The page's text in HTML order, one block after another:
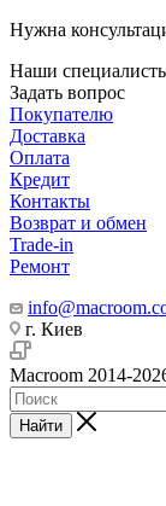
Нужна
Наши
Задать вопрос
Покупателю
Доставка
Оплата
Кредит
Контакты
Возврат и обмен
Trade-in
Ремонт
г. Киев
Macroom 2014-
Найти